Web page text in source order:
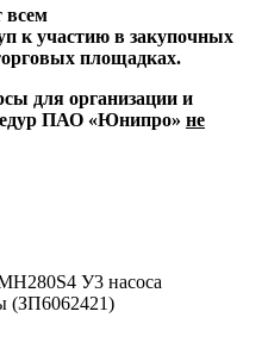
всем
к участию в закупочных
площадках.
для организации и
ПАО «Юнипро» не
У3 насоса
(ЗП6062421)